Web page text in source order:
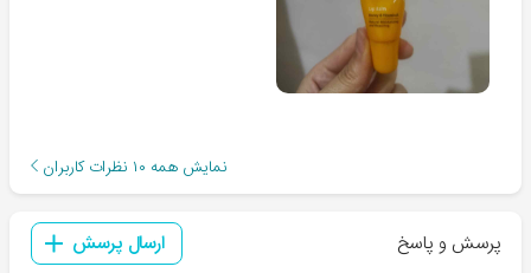
نمایش همه ۱۰ نظرات کاربران
پرسش و پاسخ ارسال پرسش